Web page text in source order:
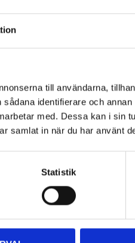
till användarna,
identifierare och
med. Dessa kan i sin
samlat in när du har använt
Statistik
50 cm (exkl. handtag)
också